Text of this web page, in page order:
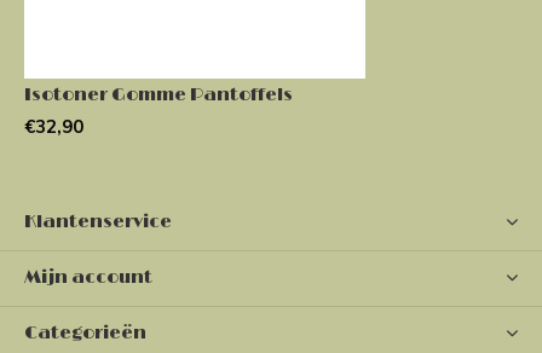
Isotoner Gomme Pantoffels
€32,90
Klantenservice
Mijn account
Categorieën